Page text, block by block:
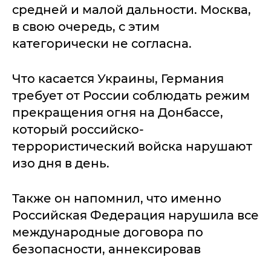
средней и малой дальности. Москва,
в свою очередь, с этим
категорически не согласна.
Что касается Украины, Германия
требует от России соблюдать режим
прекращения огня на Донбассе,
который российско-
террористический войска нарушают
изо дня в день.
Также он напомнил, что именно
Российская Федерация нарушила все
международные договора по
безопасности, аннексировав